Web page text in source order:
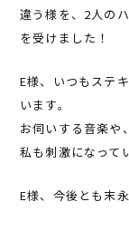
違う様を、2人の
を受けました！
E様、いつもステ
います。
お伺いする音楽や
私も刺激になって
E様、今後とも末